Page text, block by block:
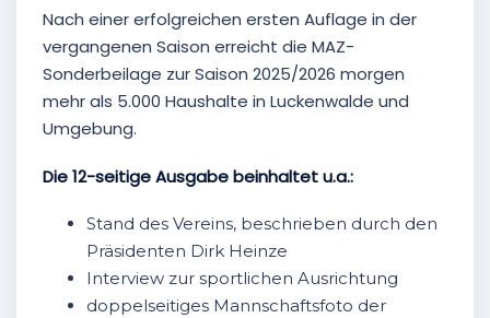
Nach einer erfolgreichen ersten Auflage in der
vergangenen Saison erreicht die MAZ-
Sonderbeilage zur Saison 2025/2026 morgen
mehr als 5.000 Haushalte in Luckenwalde und
Umgebung.
Die 12-seitige Ausgabe beinhaltet u.a.:
Stand des Vereins, beschrieben durch den
Präsidenten Dirk Heinze
Interview zur sportlichen Ausrichtung
doppelseitiges Mannschaftsfoto der